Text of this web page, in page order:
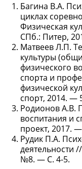
Багина В.А.
циклах
Физическая
СПб.: Питер,
Матвеев Л.П.
культуры
физического
спорта и
физической
спорт, 2014. —
Родионов А.В.
воспитания и
проект, 2017.
Рудик П.А.
деятельности
№8. — С. 4-5.